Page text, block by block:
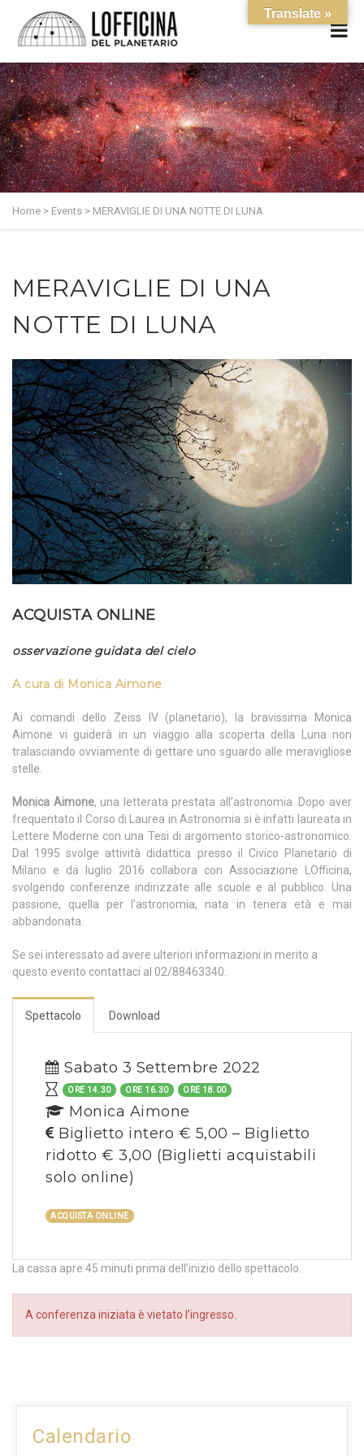
Home > Events > MERAVIGLIE DI UNA NOTTE DI LUNA
MERAVIGLIE DI UNA
NOTTE DI LUNA
ACQUISTA ONLINE
osservazione guidata del cielo
A cura di Monica Aimone
Ai comandi dello Zeiss IV (planetario), la bravissima Monica
Aimone vi guiderà in un viaggio alla scoperta della Luna non
tralasciando ovviamente di gettare uno sguardo alle meravigliose
stelle.
Monica Aimone, una letterata prestata all’astronomia. Dopo aver
frequentato il Corso di Laurea in Astronomia si è infatti laureata in
Lettere Moderne con una Tesi di argomento storico-astronomico.
Dal 1995 svolge attività didattica presso il Civico Planetario di
Milano e da luglio 2016 collabora con Associazione LOfficina,
svolgendo conferenze indirizzate alle scuole e al pubblico. Una
passione, quella per l’astronomia, nata in tenera età e mai
abbandonata.
Se sei interessato ad avere ulteriori informazioni in merito a
questo evento contattaci al 02/88463340.
Spettacolo Download
Sabato 3 Settembre 2022
ORE 14.30 ORE 16.30 ORE 18.00
Monica Aimone
Biglietto intero € 5,00 – Biglietto
ridotto € 3,00 (Biglietti acquistabili
solo online)
ACQUISTA ONLINE
La cassa apre 45 minuti prima dell’inizio dello spettacolo.
A conferenza iniziata è vietato l’ingresso.
Calendario
Translate »